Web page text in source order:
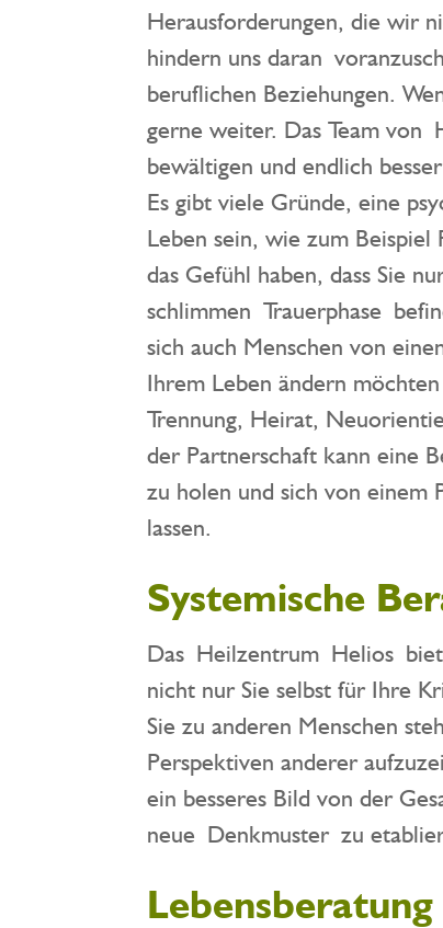
Herausforderungen, die wir
hindern uns daran
beruflichen Beziehungen.
gerne weiter. Das Team von
bewältigen und endlich
Es gibt viele Gründe, eine
Leben sein, wie zum
das Gefühl haben, dass Sie
schlimmen Trauerphase
sich auch Menschen von
Ihrem Leben ändern
Trennung, Heirat,
der Partnerschaft kann eine
zu holen und sich von einem
lassen.
Systemische
Das Heilzentrum Helios
nicht nur Sie selbst für Ihre
Sie zu anderen Menschen
Perspektiven anderer
ein besseres Bild von der
neue Denkmuster zu